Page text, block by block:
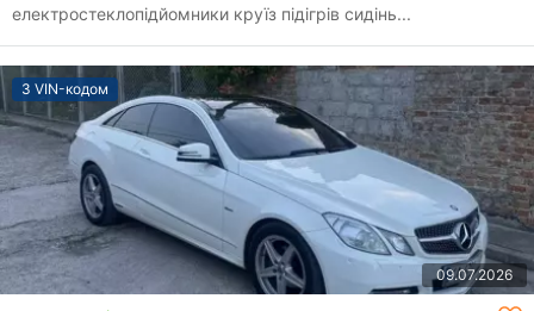
електростеклопідйомники круїз підігрів сидінь...
З VIN-кодом
09.07.2026